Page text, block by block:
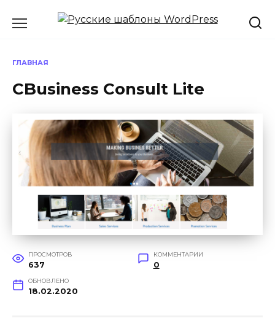
ГЛАВНАЯ
CBusiness Consult Lite
ПРОСМОТРОВ
637
КОММЕНТАРИИ
0
ОБНОВЛЕНО
18.02.2020